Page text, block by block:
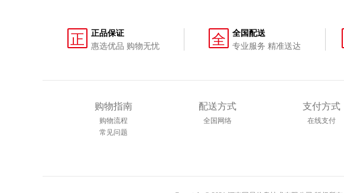
正
正品保证
惠选优品 购物无忧
全
全国配送
专业服务 精准送达
购物指南
购物流程
常见问题
配送方式
全国网络
支付方式
在线支付